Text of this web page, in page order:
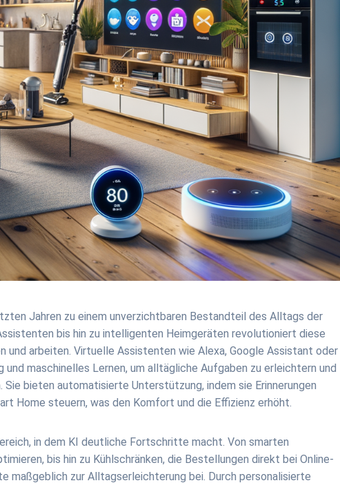
Jahren zu einem unverzichtbaren Bestandteil des Alltags der
bis hin zu intelligenten Heimgeräten revolutioniert diese
und arbeiten. Virtuelle Assistenten wie Alexa, Google Assistant oder
maschinelles Lernen, um alltägliche Aufgaben zu erleichtern und
bieten automatisierte Unterstützung, indem sie Erinnerungen
Home steuern, was den Komfort und die Effizienz erhöht.
in dem KI deutliche Fortschritte macht. Von smarten
bis hin zu Kühlschränken, die Bestellungen direkt bei Online-
maßgeblich zur Alltagserleichterung bei. Durch personalisierte